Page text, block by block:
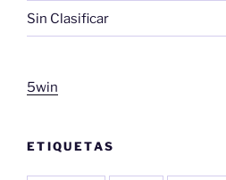
Sin Clasificar
5win
ETIQUETAS